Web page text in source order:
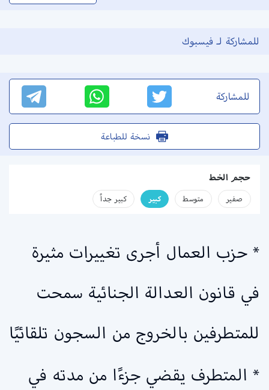
للمشاركة لـ فيسبوك
للمشاركة
نسخة للطباعة
حجم الخط
صفير متوسط كبير كبير جداً
* حزب العمال أجرى تغييرات مثيرة
في قانون العدالة الجنائية سمحت
للمتطرفين بالخروج من السجون تلقائيًا
* المتطرف يقضي جزءًا من مدته في